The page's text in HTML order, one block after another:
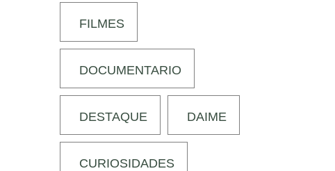
FILMES
DOCUMENTARIO
DESTAQUE DAIME
CURIOSIDADES